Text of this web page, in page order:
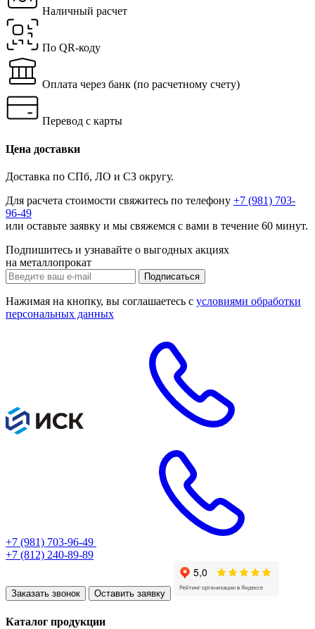
Наличный расчет
По QR-коду
Оплата через банк (по расчетному счету)
Перевод с карты
Цена доставки
Доставка по СПб, ЛО и СЗ округу.
Для расчета стоимости свяжитесь по телефону +7 (981) 703-
96-49
или оставьте заявку и мы свяжемся с вами в течение 60 минут.
Подпишитесь и узнавайте о выгодных акциях
на металлопрокат
Нажимая на кнопку, вы соглашаетесь с условиями обработки
персональных данных
+7 (981) 703-96-49
+7 (812) 240-89-89
Заказать звонок Оставить заявку
Каталог продукции